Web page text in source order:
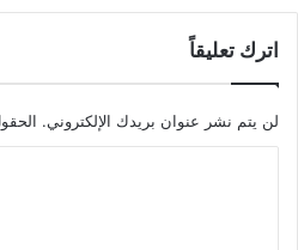
اترك تعليقاً
لن يتم نشر عنوان بريدك الإلكتروني.